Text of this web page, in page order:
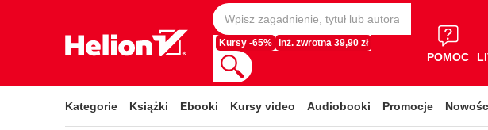
Kursy -65% Inż. zwrotna 39,90 zł
POMOC
Kategorie Książki Ebooki Kursy video Audiobooki Promocje